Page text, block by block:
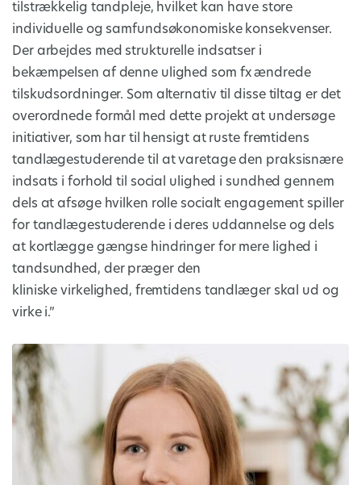
tilstrækkelig tandpleje, hvilket kan have store
individuelle og samfundsøkonomiske konsekvenser.
Der arbejdes med strukturelle indsatser i
bekæmpelsen af denne ulighed som fx ændrede
tilskudsordninger. Som alternativ til disse tiltag er det
overordnede formål med dette projekt at undersøge
initiativer, som har til hensigt at ruste fremtidens
tandlægestuderende til at varetage den praksisnære
indsats i forhold til social ulighed i sundhed gennem
dels at afsøge hvilken rolle socialt engagement spiller
for tandlægestuderende i deres uddannelse og dels
at kortlægge gængse hindringer for mere lighed i
tandsundhed, der præger den
kliniske virkelighed, fremtidens tandlæger skal ud og
virke i.”